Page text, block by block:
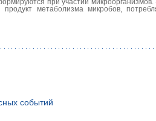
при участии микроорганизмов.
метаболизма микробов,
событий